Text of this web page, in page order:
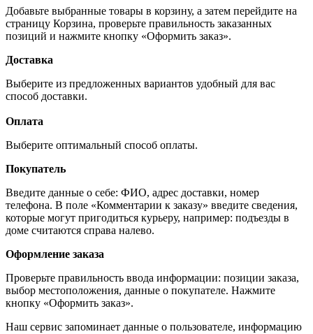
Добавьте выбранные товары в корзину, а затем перейдите на
страницу Корзина, проверьте правильность заказанных
позиций и нажмите кнопку «Оформить заказ».
Доставка
Выберите из предложенных вариантов удобный для вас
способ доставки.
Оплата
Выберите оптимальный способ оплаты.
Покупатель
Введите данные о себе: ФИО, адрес доставки, номер
телефона. В поле «Комментарии к заказу» введите сведения,
которые могут пригодиться курьеру, например: подъезды в
доме считаются справа налево.
Оформление заказа
Проверьте правильность ввода информации: позиции заказа,
выбор местоположения, данные о покупателе. Нажмите
кнопку «Оформить заказ».
Наш сервис запоминает данные о пользователе, информацию